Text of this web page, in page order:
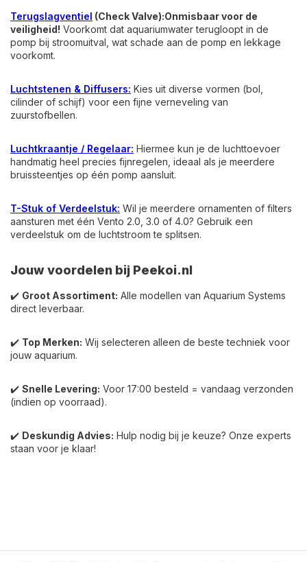
Terugslagventiel (Check Valve):Onmisbaar voor de
veiligheid! Voorkomt dat aquariumwater terugloopt in de
pomp bij stroomuitval, wat schade aan de pomp en lekkage
voorkomt.
Luchtstenen & Diffusers: Kies uit diverse vormen (bol,
cilinder of schijf) voor een fijne verneveling van
zuurstofbellen.
Luchtkraantje / Regelaar: Hiermee kun je de luchttoevoer
handmatig heel precies fijnregelen, ideaal als je meerdere
bruissteentjes op één pomp aansluit.
T-Stuk of Verdeelstuk: Wil je meerdere ornamenten of filters
aansturen met één Vento 2.0, 3.0 of 4.0? Gebruik een
verdeelstuk om de luchtstroom te splitsen.
Jouw voordelen bij Peekoi.nl
✔️ Groot Assortiment: Alle modellen van Aquarium Systems
direct leverbaar.
✔️ Top Merken: Wij selecteren alleen de beste techniek voor
jouw aquarium.
✔️ Snelle Levering: Voor 17:00 besteld = vandaag verzonden
(indien op voorraad).
✔️ Deskundig Advies: Hulp nodig bij je keuze? Onze experts
staan voor je klaar!